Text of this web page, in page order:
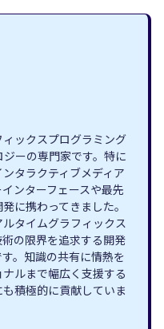
ックスプログラミング
ーの専門家です。特に
タラクティブメディア
ンターフェースや最先
に携わってきました。
タイムグラフィックス
の限界を追求する開発
。知識の共有に情熱を
ルまで幅広く支援する
積極的に貢献していま